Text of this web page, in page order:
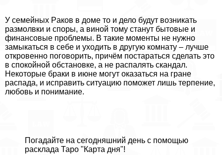
У семейных Paков в доме то и дело будут возникать
размолвки и споры, а виной тому станут бытовые и
финансовые проблемы. В такие моменты не нужно
замыкаться в себе и уходить в другую комнату – лучше
откровенно поговорить, причём постараться сделать это
в спокойной обстановке, а не распалять скандал.
Некоторые бpaки в июне могут оказаться на гране
распада, и исправить ситуацию поможет лишь терпение,
любовь и понимание.
Погадайте на сегодняшний день c помощью
расклада Таро "Карта дня"!